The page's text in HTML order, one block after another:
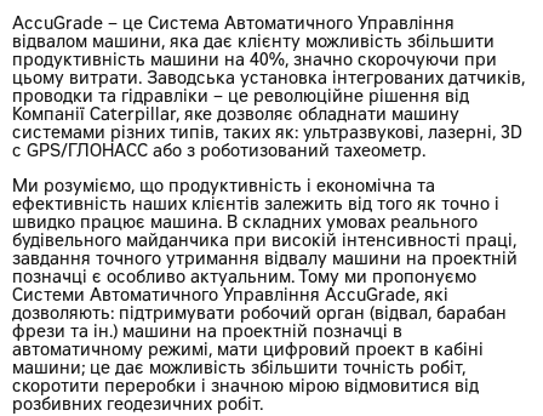
AccuGrade – це Система Автоматичного Управління
відвалом машини, яка дає клієнту можливість збільшити
продуктивність машини на 40%, значно скорочуючи при
цьому витрати. Заводська установка інтегрованих датчиків,
проводки та гідравліки – це революційне рішення від
Компанії Caterpillar, яке дозволяє обладнати машину
системами різних типів, таких як: ультразвукові, лазерні, 3D
c GPS/ГЛОНАСС або з роботизований тахеометр.
Ми розуміємо, що продуктивність і економічна та
ефективність наших клієнтів залежить від того як точно і
швидко працює машина. В складних умовах реального
будівельного майданчика при високій інтенсивності праці,
завдання точного утримання відвалу машини на проектній
позначці є особливо актуальним. Тому ми пропонуємо
Системи Автоматичного Управління AccuGrade, які
дозволяють: підтримувати робочий орган (відвал, барабан
фрези та ін.) машини на проектній позначці в
автоматичному режимі, мати цифровий проект в кабіні
машини; це дає можливість збільшити точність робіт,
скоротити переробки і значною мірою відмовитися від
розбивних геодезичних робіт.